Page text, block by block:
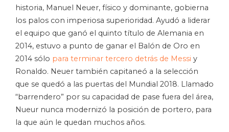
historia, Manuel Neuer, físico y dominante, gobierna
los palos con imperiosa superioridad. Ayudó a liderar
el equipo que ganó el quinto título de Alemania en
2014, estuvo a punto de ganar el Balón de Oro en
2014 sólo para terminar tercero detrás de Messi y
Ronaldo. Neuer también capitaneó a la selección
que se quedó a las puertas del Mundial 2018. Llamado
“barrendero” por su capacidad de pase fuera del área,
Nueur nunca modernizó la posición de portero, para
la que aún le quedan muchos años.